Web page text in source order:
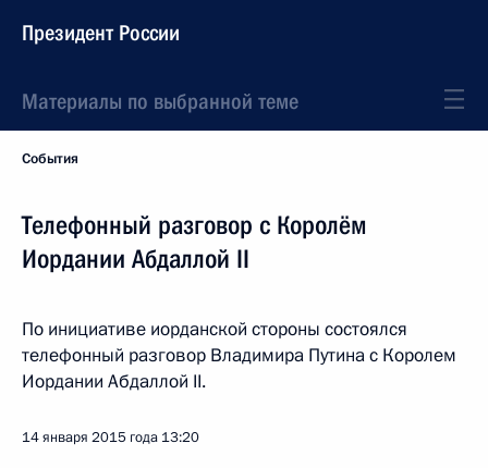
Президент России
Материалы по выбранной теме
События
Телефонный разговор с Королём
Иордании Абдаллой II
По инициативе иорданской стороны состоялся
телефонный разговор Владимира Путина с Королем
Иордании Абдаллой II.
14 января 2015 года 13:20